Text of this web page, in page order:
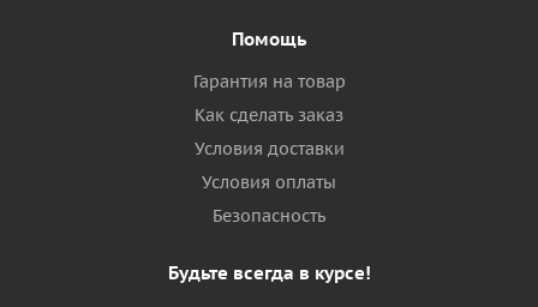
Помощь
Гарантия на товар
Как сделать заказ
Условия доставки
Условия оплаты
Безопасность
Будьте всегда в курсе!